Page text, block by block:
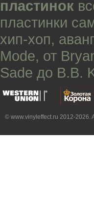
пластинок
пластинки
хип-хоп,
Mode, от
Sade до B.B.
© www.vinyleffect.ru 2012-2026.